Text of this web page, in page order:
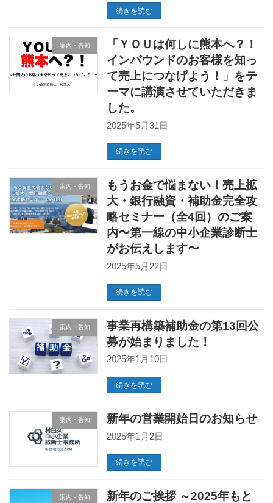
続きを読む
案内・告知
「ＹＯＵは何しに熊本へ？！
インバウンドのお客様を知っ
て売上につなげよう！」をテ
ーマに講演させていただきま
した。
2025年5月31日
続きを読む
案内・告知
もうお金で悩まない！売上拡
大・銀行融資・補助金完全攻
略セミナー（全4回）のご案
内〜第一線の中小企業診断士
がお伝えします〜
2025年5月22日
続きを読む
案内・告知
事業再構築補助金の第13回公
募が始まりました！
2025年1月10日
続きを読む
案内・告知 新年の営業開始日のお知らせ
2025年1月2日
続きを読む
案内・告知
新年のご挨拶 ～2025年もと